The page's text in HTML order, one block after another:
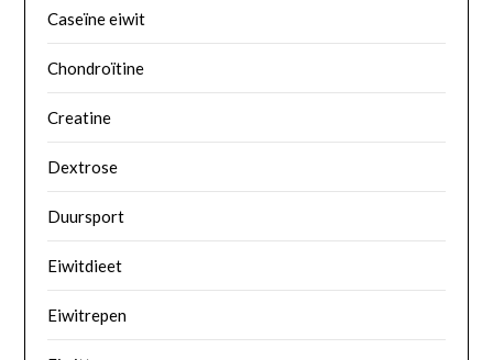
Caseïne eiwit
Chondroïtine
Creatine
Dextrose
Duursport
Eiwitdieet
Eiwitrepen